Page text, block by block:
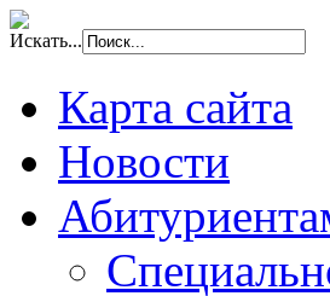
Искать...
Карта сайта
Новости